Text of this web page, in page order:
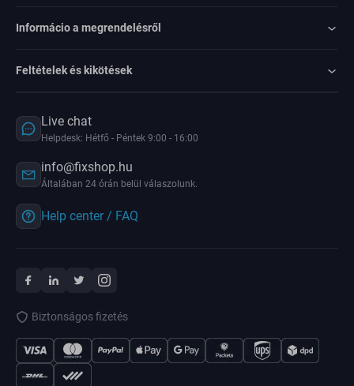
Informácio a megrendelésről
Feltételek és kikötések
Live chat
Helpdesk: Hétfő - Péntek 9:00 - 16:00
info@fixshop.hu
Általában 24 órán belül válaszolunk.
Help center / FAQ
Biztonságos fizetés